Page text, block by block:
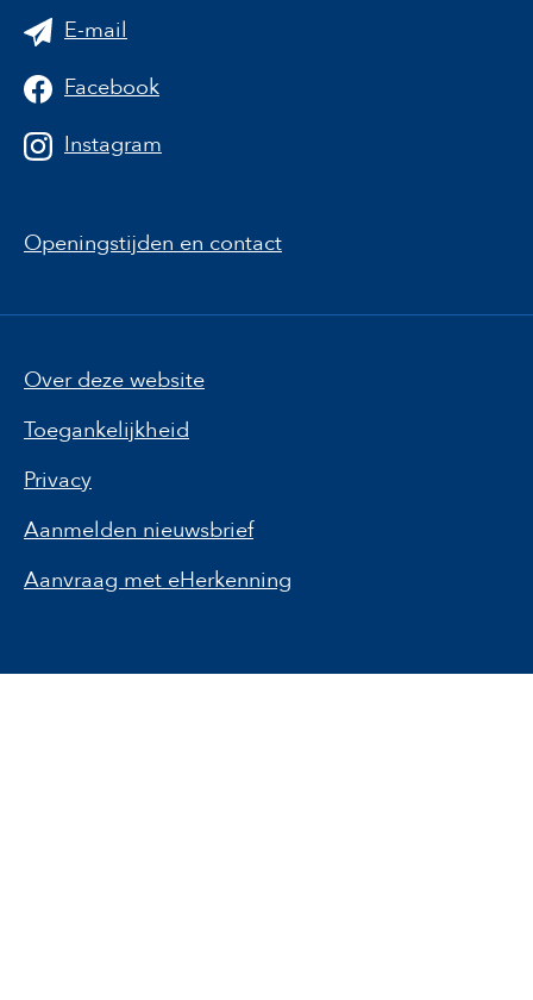
E-mail
Facebook
Instagram
Openingstijden en contact
Over deze website
Toegankelijkheid
Privacy
Aanmelden nieuwsbrief
Aanvraag met eHerkenning